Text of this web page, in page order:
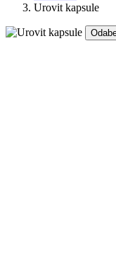
Urovit kapsule